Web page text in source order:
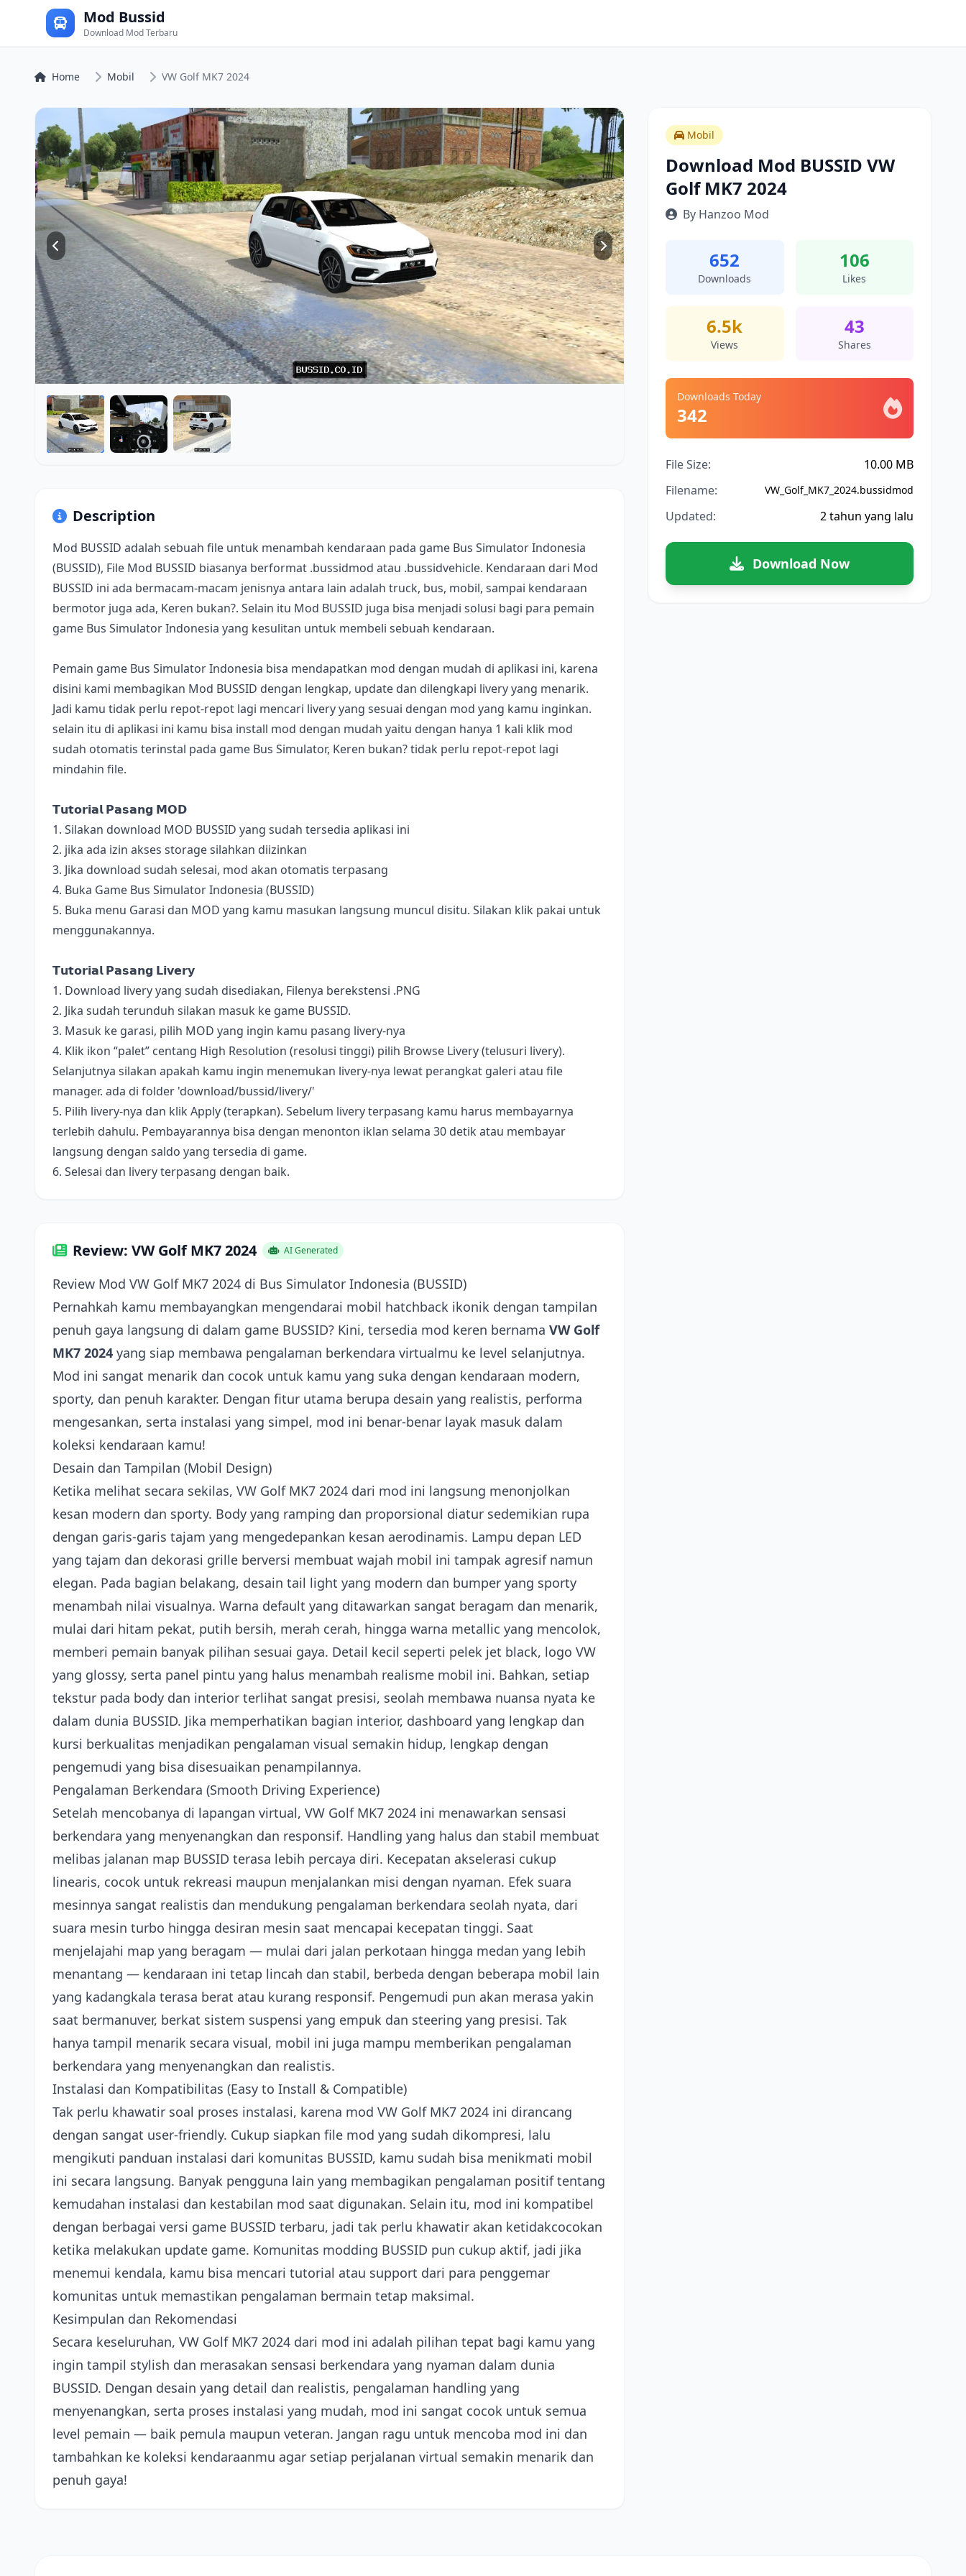
Mod Bussid
Download Mod Terbaru
Home Mobil VW Golf MK7 2024
Description
Mod BUSSID adalah sebuah file untuk menambah kendaraan pada game Bus Simulator Indonesia
(BUSSID), File Mod BUSSID biasanya berformat .bussidmod atau .bussidvehicle. Kendaraan dari Mod
BUSSID ini ada bermacam-macam jenisnya antara lain adalah truck, bus, mobil, sampai kendaraan
bermotor juga ada, Keren bukan?. Selain itu Mod BUSSID juga bisa menjadi solusi bagi para pemain
game Bus Simulator Indonesia yang kesulitan untuk membeli sebuah kendaraan.
Pemain game Bus Simulator Indonesia bisa mendapatkan mod dengan mudah di aplikasi ini, karena
disini kami membagikan Mod BUSSID dengan lengkap, update dan dilengkapi livery yang menarik.
Jadi kamu tidak perlu repot-repot lagi mencari livery yang sesuai dengan mod yang kamu inginkan.
selain itu di aplikasi ini kamu bisa install mod dengan mudah yaitu dengan hanya 1 kali klik mod
sudah otomatis terinstal pada game Bus Simulator, Keren bukan? tidak perlu repot-repot lagi
mindahin file.
𝗧𝘂𝘁𝗼𝗿𝗶𝗮𝗹 𝗣𝗮𝘀𝗮𝗻𝗴 𝗠𝗢𝗗
1. Silakan download MOD BUSSID yang sudah tersedia aplikasi ini
2. jika ada izin akses storage silahkan diizinkan
3. Jika download sudah selesai, mod akan otomatis terpasang
4. Buka Game Bus Simulator Indonesia (BUSSID)
5. Buka menu Garasi dan MOD yang kamu masukan langsung muncul disitu. Silakan klik pakai untuk
menggunakannya.
𝗧𝘂𝘁𝗼𝗿𝗶𝗮𝗹 𝗣𝗮𝘀𝗮𝗻𝗴 𝗟𝗶𝘃𝗲𝗿𝘆
1. Download livery yang sudah disediakan, Filenya berekstensi .PNG
2. Jika sudah terunduh silakan masuk ke game BUSSID.
3. Masuk ke garasi, pilih MOD yang ingin kamu pasang livery-nya
4. Klik ikon “palet” centang High Resolution (resolusi tinggi) pilih Browse Livery (telusuri livery).
Selanjutnya silakan apakah kamu ingin menemukan livery-nya lewat perangkat galeri atau file
manager. ada di folder 'download/bussid/livery/'
5. Pilih livery-nya dan klik Apply (terapkan). Sebelum livery terpasang kamu harus membayarnya
terlebih dahulu. Pembayarannya bisa dengan menonton iklan selama 30 detik atau membayar
langsung dengan saldo yang tersedia di game.
6. Selesai dan livery terpasang dengan baik.
Review: VW Golf MK7 2024 AI Generated
Review Mod VW Golf MK7 2024 di Bus Simulator Indonesia (BUSSID)
Pernahkah kamu membayangkan mengendarai mobil hatchback ikonik dengan tampilan
penuh gaya langsung di dalam game BUSSID? Kini, tersedia mod keren bernama VW Golf
MK7 2024 yang siap membawa pengalaman berkendara virtualmu ke level selanjutnya.
Mod ini sangat menarik dan cocok untuk kamu yang suka dengan kendaraan modern,
sporty, dan penuh karakter. Dengan fitur utama berupa desain yang realistis, performa
mengesankan, serta instalasi yang simpel, mod ini benar-benar layak masuk dalam
koleksi kendaraan kamu!
Desain dan Tampilan (Mobil Design)
Ketika melihat secara sekilas, VW Golf MK7 2024 dari mod ini langsung menonjolkan
kesan modern dan sporty. Body yang ramping dan proporsional diatur sedemikian rupa
dengan garis-garis tajam yang mengedepankan kesan aerodinamis. Lampu depan LED
yang tajam dan dekorasi grille berversi membuat wajah mobil ini tampak agresif namun
elegan. Pada bagian belakang, desain tail light yang modern dan bumper yang sporty
menambah nilai visualnya. Warna default yang ditawarkan sangat beragam dan menarik,
mulai dari hitam pekat, putih bersih, merah cerah, hingga warna metallic yang mencolok,
memberi pemain banyak pilihan sesuai gaya. Detail kecil seperti pelek jet black, logo VW
yang glossy, serta panel pintu yang halus menambah realisme mobil ini. Bahkan, setiap
tekstur pada body dan interior terlihat sangat presisi, seolah membawa nuansa nyata ke
dalam dunia BUSSID. Jika memperhatikan bagian interior, dashboard yang lengkap dan
kursi berkualitas menjadikan pengalaman visual semakin hidup, lengkap dengan
pengemudi yang bisa disesuaikan penampilannya.
Pengalaman Berkendara (Smooth Driving Experience)
Setelah mencobanya di lapangan virtual, VW Golf MK7 2024 ini menawarkan sensasi
berkendara yang menyenangkan dan responsif. Handling yang halus dan stabil membuat
melibas jalanan map BUSSID terasa lebih percaya diri. Kecepatan akselerasi cukup
linearis, cocok untuk rekreasi maupun menjalankan misi dengan nyaman. Efek suara
mesinnya sangat realistis dan mendukung pengalaman berkendara seolah nyata, dari
suara mesin turbo hingga desiran mesin saat mencapai kecepatan tinggi. Saat
menjelajahi map yang beragam — mulai dari jalan perkotaan hingga medan yang lebih
menantang — kendaraan ini tetap lincah dan stabil, berbeda dengan beberapa mobil lain
yang kadangkala terasa berat atau kurang responsif. Pengemudi pun akan merasa yakin
saat bermanuver, berkat sistem suspensi yang empuk dan steering yang presisi. Tak
hanya tampil menarik secara visual, mobil ini juga mampu memberikan pengalaman
berkendara yang menyenangkan dan realistis.
Instalasi dan Kompatibilitas (Easy to Install & Compatible)
Tak perlu khawatir soal proses instalasi, karena mod VW Golf MK7 2024 ini dirancang
dengan sangat user-friendly. Cukup siapkan file mod yang sudah dikompresi, lalu
mengikuti panduan instalasi dari komunitas BUSSID, kamu sudah bisa menikmati mobil
ini secara langsung. Banyak pengguna lain yang membagikan pengalaman positif tentang
kemudahan instalasi dan kestabilan mod saat digunakan. Selain itu, mod ini kompatibel
dengan berbagai versi game BUSSID terbaru, jadi tak perlu khawatir akan ketidakcocokan
ketika melakukan update game. Komunitas modding BUSSID pun cukup aktif, jadi jika
menemui kendala, kamu bisa mencari tutorial atau support dari para penggemar
komunitas untuk memastikan pengalaman bermain tetap maksimal.
Kesimpulan dan Rekomendasi
Secara keseluruhan, VW Golf MK7 2024 dari mod ini adalah pilihan tepat bagi kamu yang
ingin tampil stylish dan merasakan sensasi berkendara yang nyaman dalam dunia
BUSSID. Dengan desain yang detail dan realistis, pengalaman handling yang
menyenangkan, serta proses instalasi yang mudah, mod ini sangat cocok untuk semua
level pemain — baik pemula maupun veteran. Jangan ragu untuk mencoba mod ini dan
tambahkan ke koleksi kendaraanmu agar setiap perjalanan virtual semakin menarik dan
penuh gaya!
Mobil
Download Mod BUSSID VW
Golf MK7 2024
By Hanzoo Mod
652
Downloads
106
Likes
6.5k
Views
43
Shares
Downloads Today
342
File Size:
10.00 MB
Filename:
VW_Golf_MK7_2024.bussidmod
Updated: 2 tahun yang lalu
Download Now